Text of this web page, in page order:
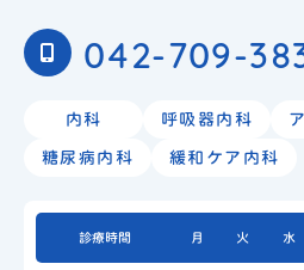
042-709-
内科 呼吸器内科
糖尿病内科 緩和ケア内科
診療時間 月 火 水